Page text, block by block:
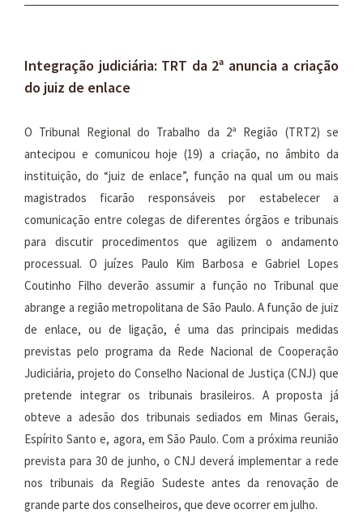
Integração judiciária: TRT da 2ª anuncia a criação
do juiz de enlace
O Tribunal Regional do Trabalho da 2ª Região (TRT2) se
antecipou e comunicou hoje (19) a criação, no âmbito da
instituição, do “juiz de enlace”, função na qual um ou mais
magistrados ficarão responsáveis por estabelecer a
comunicação entre colegas de diferentes órgãos e tribunais
para discutir procedimentos que agilizem o andamento
processual. O juízes Paulo Kim Barbosa e Gabriel Lopes
Coutinho Filho deverão assumir a função no Tribunal que
abrange a região metropolitana de São Paulo. A função de juiz
de enlace, ou de ligação, é uma das principais medidas
previstas pelo programa da Rede Nacional de Cooperação
Judiciária, projeto do Conselho Nacional de Justiça (CNJ) que
pretende integrar os tribunais brasileiros. A proposta já
obteve a adesão dos tribunais sediados em Minas Gerais,
Espírito Santo e, agora, em São Paulo. Com a próxima reunião
prevista para 30 de junho, o CNJ deverá implementar a rede
nos tribunais da Região Sudeste antes da renovação de
grande parte dos conselheiros, que deve ocorrer em julho.